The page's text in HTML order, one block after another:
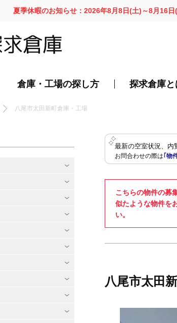
夏季休暇のお知らせ：2026年8月8日(土)～8月16
倉庫・工場の探し方 探求倉庫と
八尾市太田新町倉庫・工場
最新の空室状況、内
お問合わせの際は｢物
こちらの物件の募
似たような物件を
い。
八尾市太田